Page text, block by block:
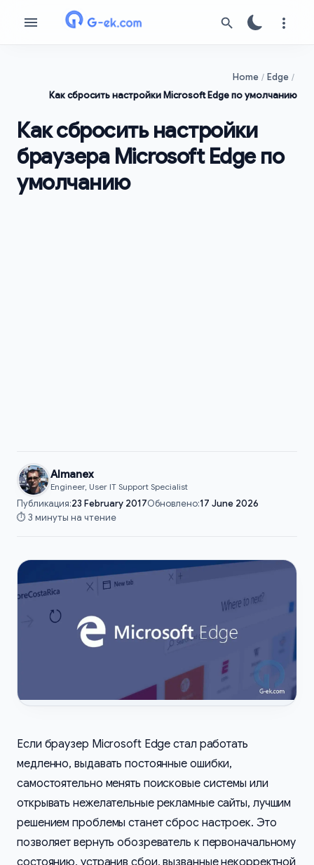
Home
Edge
Как сбросить настройки Microsoft Edge по умолчанию
Как сбросить настройки
браузера Microsoft Edge по
умолчанию
Almanex
Engineer, User IT Support Specialist
Публикация:23 February 2017Обновлено:17 June 2026
⏱️ 3 минуты на чтение
Если браузер Microsoft Edge стал работать
медленно, выдавать постоянные ошибки,
самостоятельно менять поисковые системы или
открывать нежелательные рекламные сайты, лучшим
решением проблемы станет сброс настроек. Это
позволяет вернуть обозреватель к первоначальному
состоянию, устранив сбои, вызванные некорректной